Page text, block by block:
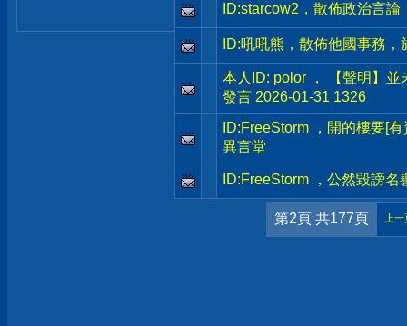
ID:starcow2，散佈政治言
ID:吼吼熊，散佈他國事務
本人ID: polor ， 【聲明】
發言 2026-01-31 1326
ID:FreeStorm ，開的樓要[
異言堂
ID:FreeStorm ，公然毀謗
第2頁 共177頁 上一